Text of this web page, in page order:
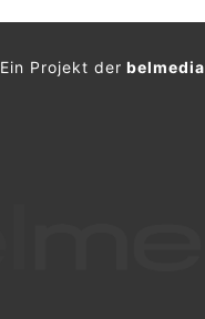
Ein Projekt derbelmedia